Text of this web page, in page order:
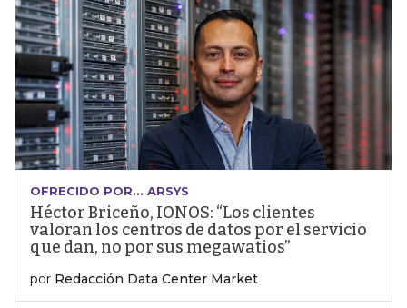
OFRECIDO POR... ARSYS
Héctor Briceño, IONOS: “Los clientes
valoran los centros de datos por el servicio
que dan, no por sus megawatios”
por Redacción Data Center Market